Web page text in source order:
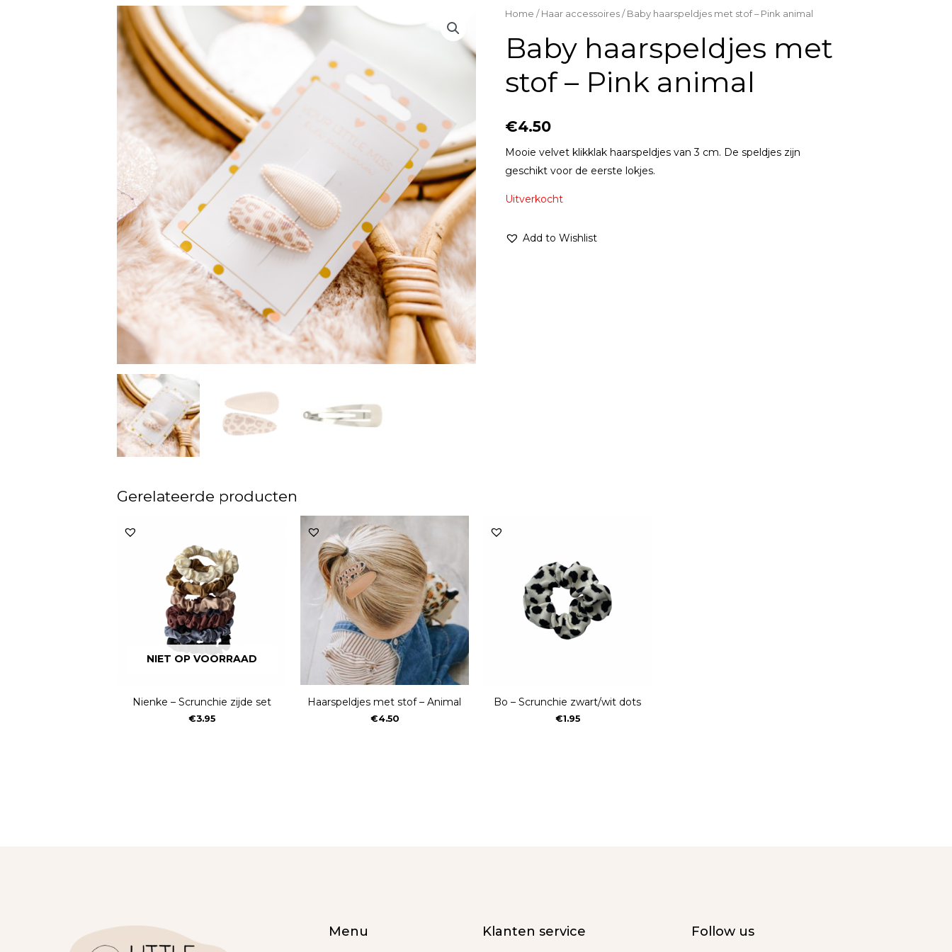
Home / Haar accessoires/ Baby haarspeldjes met stof – Pink animal
Baby haarspeldjes met
stof – Pink animal
€4.50
Mooie velvet klikklak haarspeldjes van 3 cm. De speldjes zijn
geschikt voor de eerste lokjes.
Uitverkocht
Add to Wishlist
Gerelateerde producten
NIET OP VOORRAAD
Nienke – Scrunchie zijde set
€3.95
Haarspeldjes met stof – Animal
€4.50
Bo – Scrunchie zwart/wit dots
€1.95
Menu Klanten service Follow us